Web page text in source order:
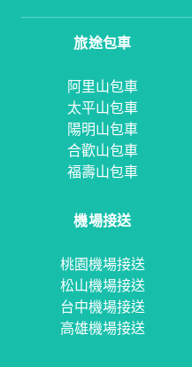
旅途包車
阿里山包車
太平山包車
陽明山包車
合歡山包車
福壽山包車
機場接送
桃園機場接送
松山機場接送
台中機場接送
高雄機場接送